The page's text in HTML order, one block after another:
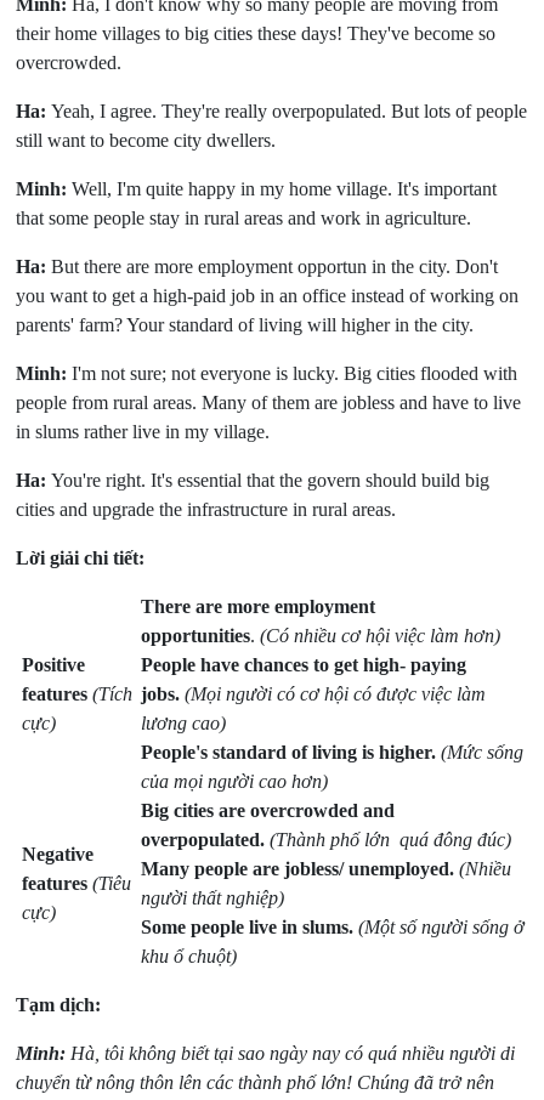
Minh: Ha, I don't know why so many people are moving from
their home villages to big cities these days! They've become so
overcrowded.
Ha: Yeah, I agree. They're really overpopulated. But lots of people
still want to become city dwellers.
Minh: Well, I'm quite happy in my home village. It's important
that some people stay in rural areas and work in agriculture.
Ha: But there are more employment opportun in the city. Don't
you want to get a high-paid job in an office instead of working on
parents' farm? Your standard of living will higher in the city.
Minh: I'm not sure; not everyone is lucky. Big cities flooded with
people from rural areas. Many of them are jobless and have to live
in slums rather live in my village.
Ha: You're right. It's essential that the govern should build big
cities and upgrade the infrastructure in rural areas.
Lời giải chi tiết:
Positive
features (Tích
cực)
There are more employment
opportunities.(Có nhiều cơ hội việc làm hơn)
People have chances to get high- paying
jobs. (Mọi người có cơ hội có được việc làm
lương cao)
People's standard of living is higher. (Mức sống
của mọi người cao hơn)
Negative
features (Tiêu
cực)
Big cities are overcrowded and
overpopulated. (Thành phố lớn quá đông đúc)
Many people are jobless/ unemployed. (Nhiều
người thất nghiệp)
Some people live in slums. (Một số người sống ở
khu ổ chuột)
Tạm dịch:
Minh: Hà, tôi không biết tại sao ngày nay có quá nhiều người di
chuyển từ nông thôn lên các thành phố lớn! Chúng đã trở nên